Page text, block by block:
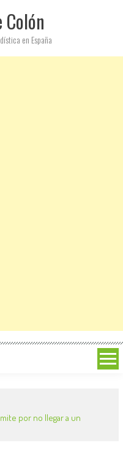
Colón
en España
por no llegar a un